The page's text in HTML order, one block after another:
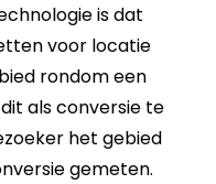
is dat
voor locatie
rondom een
alsconversiete
het gebied
gemeten.